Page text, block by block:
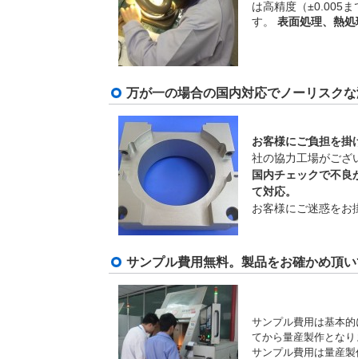
は高精度（±0.005ま
す。 表面処理、熱処
万が一の場合の国内対応でノーリスクな
お客様にご負担を掛
社の協力工場がござ
国内チェックで不良
て対応。
お客様にご迷惑をお
サンプル費用無料。製品をお確かめ頂
サンプル費用は基本
てから量産製作となり
サンプル費用は量産製